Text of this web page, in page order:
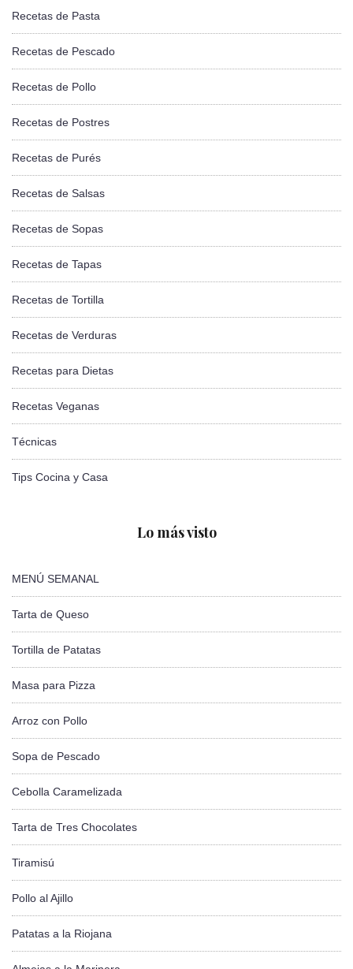
Recetas de Pasta
Recetas de Pescado
Recetas de Pollo
Recetas de Postres
Recetas de Purés
Recetas de Salsas
Recetas de Sopas
Recetas de Tapas
Recetas de Tortilla
Recetas de Verduras
Recetas para Dietas
Recetas Veganas
Técnicas
Tips Cocina y Casa
Lo más visto
MENÚ SEMANAL
Tarta de Queso
Tortilla de Patatas
Masa para Pizza
Arroz con Pollo
Sopa de Pescado
Cebolla Caramelizada
Tarta de Tres Chocolates
Tiramisú
Pollo al Ajillo
Patatas a la Riojana